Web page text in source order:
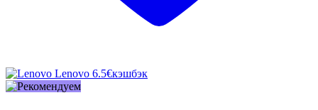
Lenovo 6.5€кэшбэк